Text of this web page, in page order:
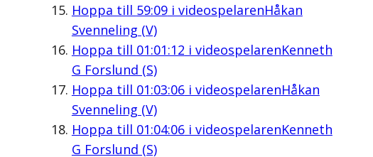
Hoppa till 59:09i videospelarenHåkan
Svenneling (V)
Hoppa till 01:01:12 i videospelarenKenneth
G Forslund (S)
Hoppa till 01:03:06i videospelarenHåkan
Svenneling (V)
Hoppa till 01:04:06i videospelarenKenneth
G Forslund (S)